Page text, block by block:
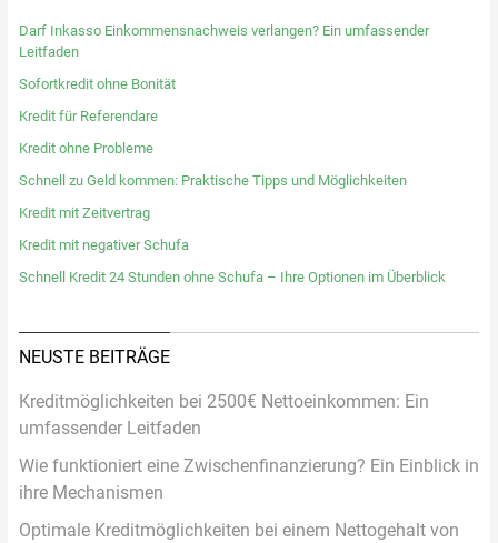
Darf Inkasso Einkommensnachweis verlangen? Ein umfassender
Leitfaden
Sofortkredit ohne Bonität
Kredit für Referendare
Kredit ohne Probleme
Schnell zu Geld kommen: Praktische Tipps und Möglichkeiten
Kredit mit Zeitvertrag
Kredit mit negativer Schufa
Schnell Kredit 24 Stunden ohne Schufa – Ihre Optionen im Überblick
NEUSTE BEITRÄGE
Kreditmöglichkeiten bei 2500€ Nettoeinkommen: Ein
umfassender Leitfaden
Wie funktioniert eine Zwischenfinanzierung? Ein Einblick in
ihre Mechanismen
Optimale Kreditmöglichkeiten bei einem Nettogehalt von